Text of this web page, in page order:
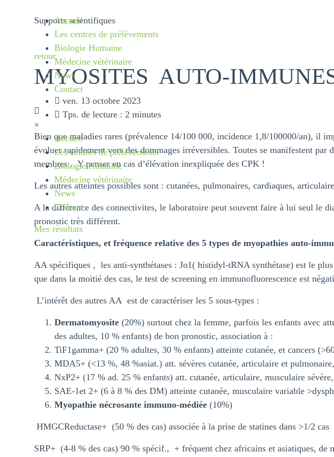
Accueil
Les centres de prélèvements
Biologie Humaine
Médecine vétérinaire
News
Contact
×
Accueil
Les centres de prélèvements
Biologie Humaine
Médecine vétérinaire
News
Contact
Mes résultats
Supports scientifiques
retour
MYOSITES AUTO-
ven. 13 octobre 2023
Tps. de lecture : 2 minutes
Bien que maladies rares (prévalence 14/100 000, incidence 1,8/100000/an), il
évoluer rapidement vers des dommages irréversibles. Toutes se manifestent
membres . Y penser en cas d’élévation inexpliquée des CPK !
Les autres atteintes possibles sont : cutanées, pulmonaires, cardiaques,
A la différence des connectivites, le laboratoire peut souvent faire à lui seul le
pronostic très différent.
Caractéristiques, et fréquence relative des 5 types de myopathies auto-
AA spécifiques , les anti-synthétases : Jo1( histidyl-tRNA synthétase) est le
que dans la moitié des cas, le test de screening en immunofluorescence est
L’intérêt des autres AA est de caractériser les 5 sous-types :
Dermatomyosite (20%) surtout chez la femme, parfois les enfants avec
des adultes, 10 % enfants) de bon pronostic, association à :
TiF1gamma+ (20 % adultes, 30 % enfants) atteinte cutanée, et cancers
MDA5+ (<13 %, 48 %asiat.) att. sévères cutanée, articulaire et
NxP2+ (17 % ad. 25 % enfants) att. cutanée, articulaire, musculaire
SAE-1et 2+ (6 à 8 % des DM) atteinte cutanée, musculaire variable
Myopathie nécrosante immuno-médiée(10%)
HMGCReductase+ (50 % des cas) associée à la prise de statines dans >1/2 cas
SRP+ (4-8 % des cas) 90 % spécif., + fréquent chez africains et asiatiques, de